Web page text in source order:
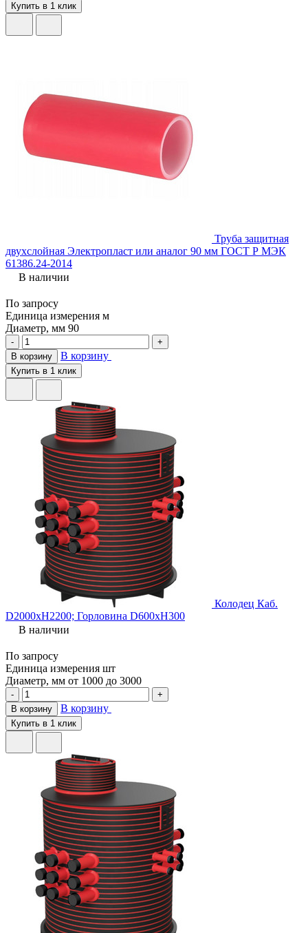
Купить в 1 клик
Труба защитная
двухслойная Электропласт или аналог 90 мм ГОСТ Р МЭК
61386.24-2014
В наличии
По запросу
Единица измерения м
Диаметр, мм 90
-
+
В корзину
В корзину
Купить в 1 клик
Колодец Каб.
D2000хH2200; Горловина D600хH300
В наличии
По запросу
Единица измерения шт
Диаметр, мм от 1000 до 3000
-
+
В корзину
В корзину
Купить в 1 клик